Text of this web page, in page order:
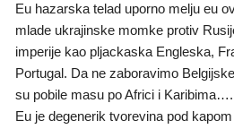
Eu hazarska telad uporno melju eu
mlade ukrajinske momke protiv
imperije kao pljackaska Engleska,
Portugal. Da ne zaboravimo
su pobile masu po Africi i Karibima….
Eu je degenerik tvorevina pod